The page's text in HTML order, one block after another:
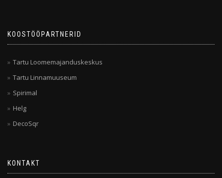
KOOSTÖÖPARTNERID
Tartu Loomemajanduskeskus
Tartu Linnamuuseum
Spirimal
Helg
DecoSqr
KONTAKT